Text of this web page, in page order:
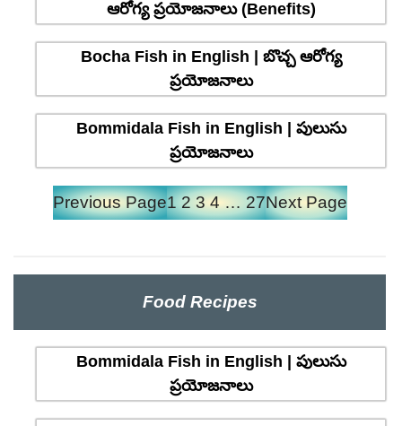
ఆరోగ్య ప్రయోజనాలు (Benefits)
Bocha Fish in English | బొచ్చ ఆరోగ్య
ప్రయోజనాలు
Bommidala Fish in English | పులుసు
ప్రయోజనాలు
Previous Page1 2 3 4 … 27Next Page
Food Recipes
Bommidala Fish in English | పులుసు
ప్రయోజనాలు